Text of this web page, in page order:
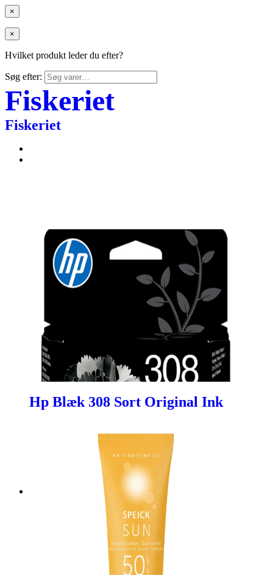
×
×
Hvilket produkt leder du efter?
Søg efter:
Fiskeriet
Fiskeriet
Hp Blæk 308 Sort Original Ink